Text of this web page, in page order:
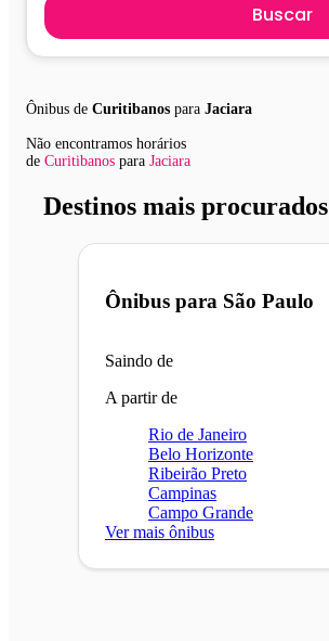
Buscar
Ônibus de Curitibanos para Jaciara
Não encontramos horários
de Curitibanos para Jaciara
Destinos mais procurados
Ônibus para São Paulo
Saindo de
A partir de
Rio de Janeiro
Belo Horizonte
Ribeirão Preto
Campinas
Campo Grande
Ver mais ônibus